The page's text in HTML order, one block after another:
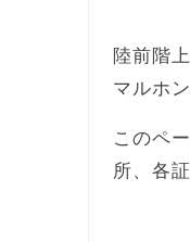
陸前階
マルホ
このペ
所、各